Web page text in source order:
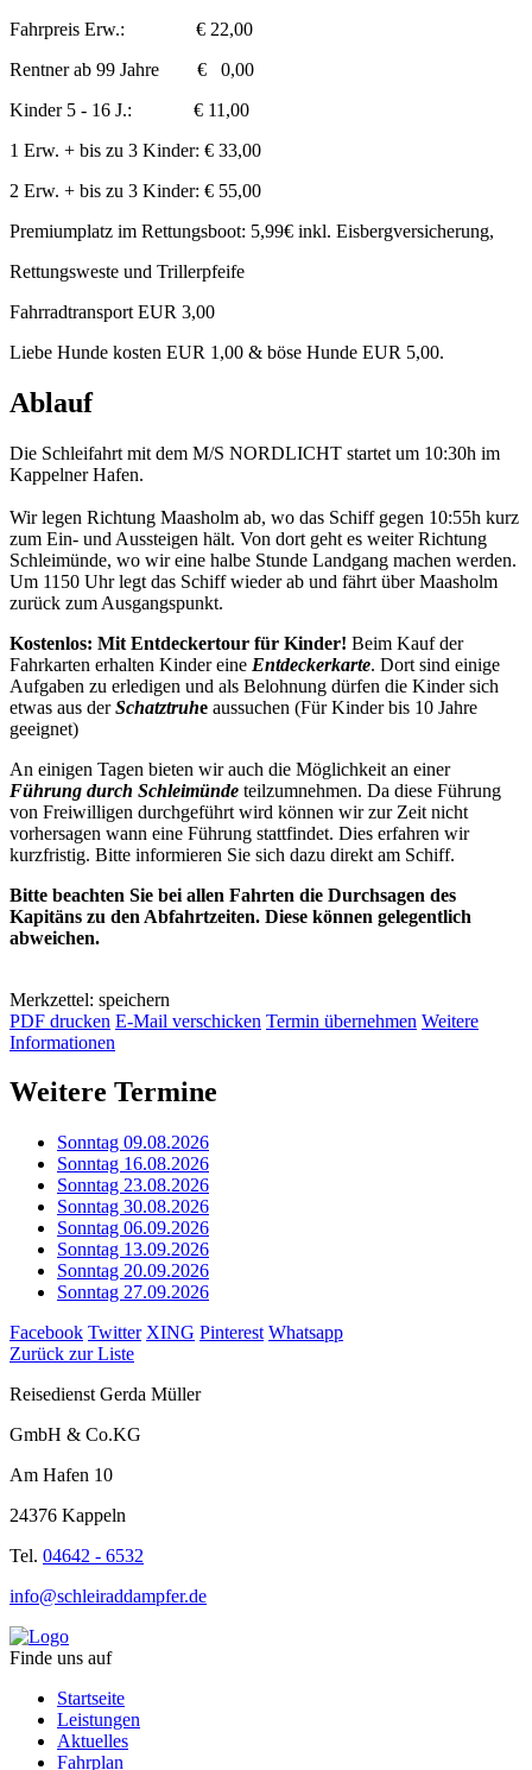
Fahrpreis Erw.: € 22,00
Rentner ab 99 Jahre € 0,00
Kinder 5 - 16 J.: € 11,00
1 Erw. + bis zu 3 Kinder: € 33,00
2 Erw. + bis zu 3 Kinder: € 55,00
Premiumplatz im Rettungsboot: 5,99€ inkl. Eisbergversicherung,
Rettungsweste und Trillerpfeife
Fahrradtransport EUR 3,00
Liebe Hunde kosten EUR 1,00 & böse Hunde EUR 5,00.
Ablauf
Die Schleifahrt mit dem M/S NORDLICHT startet um 10:30h im
Kappelner Hafen.
Wir legen Richtung Maasholm ab, wo das Schiff gegen 10:55h kurz
zum Ein- und Aussteigen hält. Von dort geht es weiter Richtung
Schleimünde, wo wir eine halbe Stunde Landgang machen werden.
Um 1150 Uhr legt das Schiff wieder ab und fährt über Maasholm
zurück zum Ausgangspunkt.
Kostenlos: Mit Entdeckertour für Kinder! Beim Kauf der
Fahrkarten erhalten Kinder eine Entdeckerkarte. Dort sind einige
Aufgaben zu erledigen und als Belohnung dürfen die Kinder sich
etwas aus der Schatztruhe aussuchen (Für Kinder bis 10 Jahre
geeignet)
An einigen Tagen bieten wir auch die Möglichkeit an einer
Führung durch Schleimünde teilzumnehmen. Da diese Führung
von Freiwilligen durchgeführt wird können wir zur Zeit nicht
vorhersagen wann eine Führung stattfindet. Dies erfahren wir
kurzfristig. Bitte informieren Sie sich dazu direkt am Schiff.
Bitte beachten Sie bei allen Fahrten die Durchsagen des
Kapitäns zu den Abfahrtzeiten. Diese können gelegentlich
abweichen.
Merkzettel: speichern
PDF drucken E-Mail verschicken Termin übernehmen Weitere
Informationen
Weitere Termine
Sonntag 09.08.2026
Sonntag 16.08.2026
Sonntag 23.08.2026
Sonntag 30.08.2026
Sonntag 06.09.2026
Sonntag 13.09.2026
Sonntag 20.09.2026
Sonntag 27.09.2026
Facebook Twitter XING Pinterest Whatsapp
Zurück zur Liste
Reisedienst Gerda Müller
GmbH & Co.KG
Am Hafen 10
24376 Kappeln
Tel. 04642 - 6532
info@schleiraddampfer.de
Finde uns auf
Startseite
Leistungen
Aktuelles
Fahrplan